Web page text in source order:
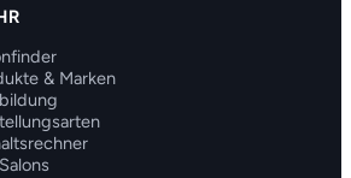
& Marken